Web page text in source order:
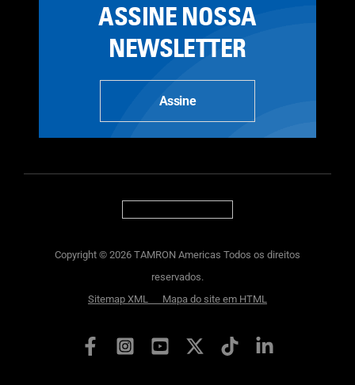
ASSINE NOSSA
NEWSLETTER
Assine
Copyright © 2026 TAMRON Americas Todos os direitos
reservados.
Sitemap XML
Mapa do site em HTML